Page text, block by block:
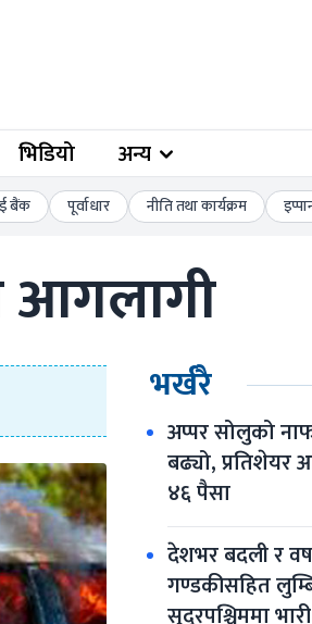
भिडियो अन्य
बैंक पूर्वाधार नीति तथा कार्यक्रम
आगलागी
भर्खरै
अप्पर सोलुको
बढ्यो, प्रतिशेयर
४६ पैसा
देशभर बदली र
गण्डकीसहित